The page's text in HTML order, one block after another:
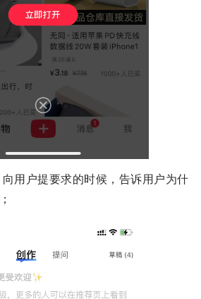
用户提要求的时候，告诉用户为什